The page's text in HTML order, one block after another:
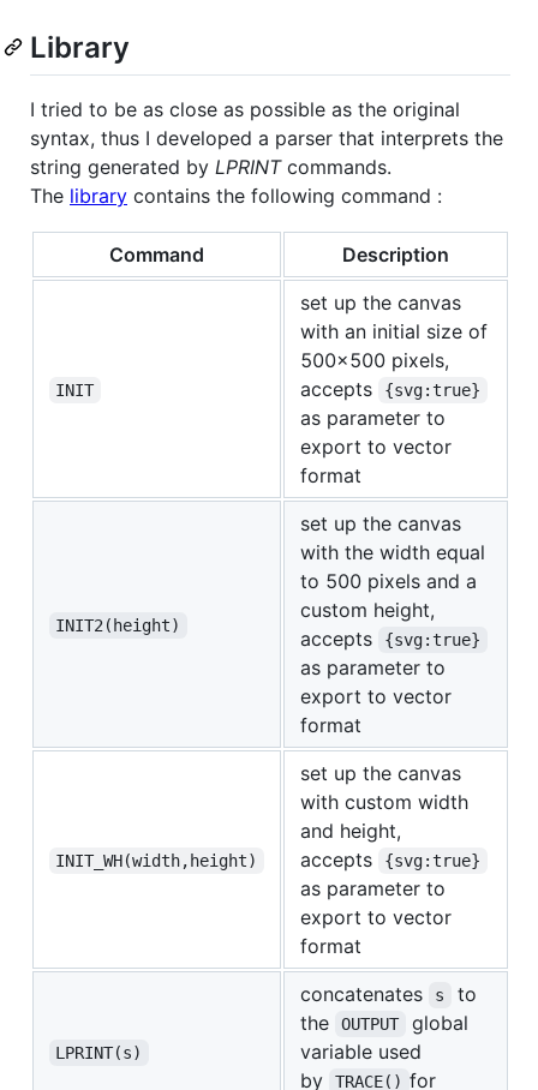
Library
I tried to be as close as possible as the original
syntax, thus I developed a parser that interprets the
string generated by LPRINTcommands.
The library contains the following command :
Command Description
INIT
set up the canvas
with an initial size of
500x500 pixels,
accepts
{svg:true}
as parameter to
export to vector
format
INIT2(height)
set up the canvas
with the width equal
to 500 pixels and a
custom height,
accepts
{svg:true}
as parameter to
export to vector
format
INIT_WH(width,height)
set up the canvas
with custom width
and height,
accepts
{svg:true}
as parameter to
export to vector
format
LPRINT(s)
concatenates s
to
the
OUTPUT
global
variable used
by
TRACE() for